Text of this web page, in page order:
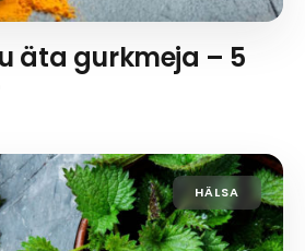
äta gurkmeja – 5
HÄLSA